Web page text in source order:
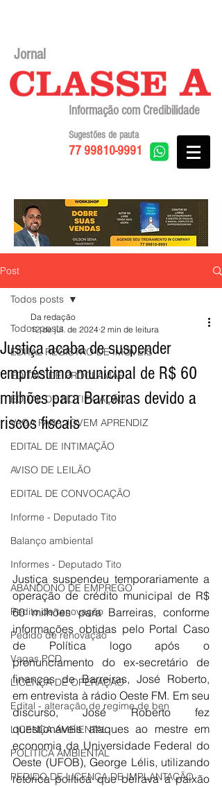
Jornal
Informação com Credibilidade
77 99810-9991
Sugestões de pauta
Post
Todos posts
EDITAL REGISTRO DE IMÓVEIS
EDITAIS DE PROCLAMAS
EDITAL DE NOTIFICAÇÃO
VAGA PARA JOVEM APRENDIZ
EDITAL DE INTIMAÇÃO
AVISO DE LEILÃO
EDITAL DE CONVOCAÇÃO
Informe - Deputado Tito
Balanço ambiental
Informes - Deputado Tito
ABANDONO DE EMPREGO
Pedito de renovação
Pedido de renovação
Vagas PCD
LICENÇA DE OPERAÇÃO
Edital - alteração de regime de ben
LICENÇA AMBIENTAL
POLÍTICA AMBIENTAL
PEDIDO DE LICENÇA DE IMPLANTAÇÃO
Todos posts
Justiça acaba de suspender
empréstimo municipal de R$ 60
milhões para Barreiras devido a
riscos fiscais
Da redação
12 de jul. de 2024 2 min de leitura
Justiça suspendeu temporariamente a
operação de crédito municipal de R$
60 milhões para Barreiras, conforme
informações obtidas pelo Portal Caso
de Política logo após o
pronunciamento do ex-secretário de
finanças de Barreiras, José Roberto,
em entrevista à rádio Oeste FM. Em seu
discurso, José Roberto fez
questionáveis ataques ao mestre em
economia da Universidade Federal do
Oeste (UFOB), George Lélis, utilizando
retórica política que beirava a paixão